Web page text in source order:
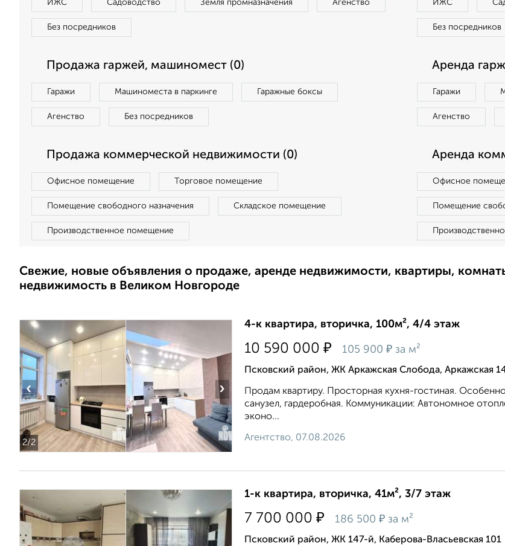
ИЖС Садоводство Земля промназначения Агенство
Без посредников
ИЖС
Без посредников
Продажа гаржей, машиномест (0)
Гаражи Машиноместа в паркинге Гаражные боксы
Агенство Без посредников
Аренда
Гаражи
Агенство
Продажа коммерческой недвижимости (0)
Офисное помещение Торговое помещение
Помещение свободного назначения Складское помещение
Производственное помещение
Аренда
Офисное
Помещение
Свежие, новые объявления о продаже, аренде недвижимости, квартиры,
недвижимость в Великом Новгороде
2/2
‹ ›
4-к квартира, вторичка, 100м², 4/4 этаж
10 590 000 ₽ 105 900 ₽ за м²
Псковский район, ЖК Аркажская Слобода, Аркажская
Продам квартиру. Пpocторнaя куxня-гоcтинaя.
санузел, гардеробная. Коммуникации: Автономное
эконо...
Агентство, 07.08.2026
1-к квартира, вторичка, 41м², 3/7 этаж
7 700 000 ₽ 186 500 ₽ за м²
Псковский район, ЖК 147-й, Каберова-Власьевская 101